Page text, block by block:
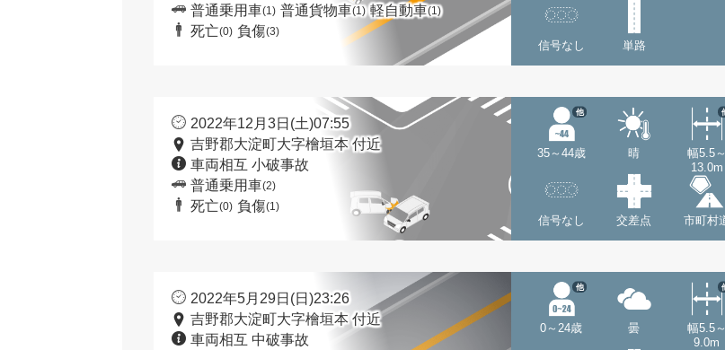
普通乗用車(1) 普通貨物車(1) 軽自動車(1)
死亡(0) 負傷(3)
信号なし 単路
2022年12月3日(土)07:55
吉野郡大淀町大字檜垣本 付近
車両相互 小破事故
普通乗用車(2)
死亡(0) 負傷(1)
35～44歳
他
晴
幅5.5～
13.0m
信号なし 交差点 市町村
2022年5月29日(日)23:26
吉野郡大淀町大字檜垣本 付近
車両相互 中破事故
0～24歳
他
曇
幅5.5～
9.0m